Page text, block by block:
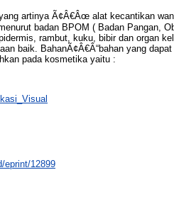
artinya Ã¢Â€Âœ alat kecantikan
badan BPOM ( Badan Pangan,
rambut, kuku, bibir dan organ
baik. BahanÃ¢Â€Â“bahan yang
pada kosmetika yaitu :
eprint/12899